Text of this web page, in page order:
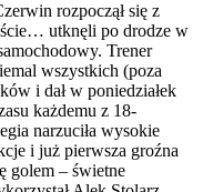
rozpoczął się z
utknęli po drodze w
Trener
wszystkich (poza
i dał w poniedziałek
każdemu z 18-
narzuciła wysokie
i już pierwsza groźna
golem – świetne